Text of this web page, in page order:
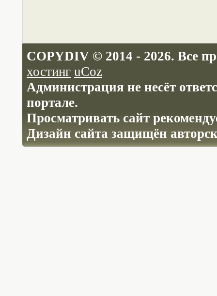
COPYDIV © 2014 - 2026. Все
хостинг uCoz
Администрация не несёт
портале.
Просматривать сайт
Дизайн сайта защищён